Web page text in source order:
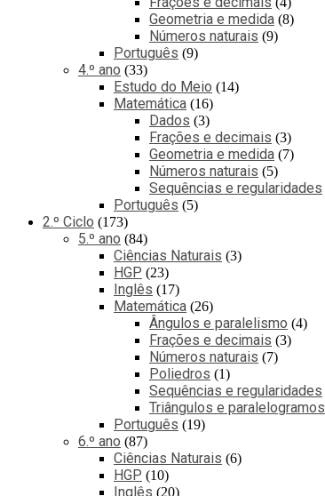
Geometria e medida 8
Números naturais 9
Português 9
4.º ano 33
Estudo do Meio 14
Matemática 16
Dados 3
Frações e decimais 3
Geometria e medida 7
Números naturais 5
Sequências e regularidades
Português 5
2.º Ciclo 173
5.º ano 84
Ciências Naturais 3
HGP 23
Inglês 17
Matemática 26
Ângulos e paralelismo 4
Frações e decimais 3
Números naturais 7
Poliedros 1
Sequências e regularidades
Triângulos e paralelogramos
Português 19
6.º ano 87
Ciências Naturais 6
HGP 10
Inglês 20